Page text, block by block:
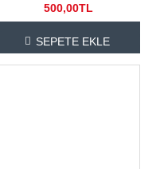
500,00TL
SEPETE EKLE